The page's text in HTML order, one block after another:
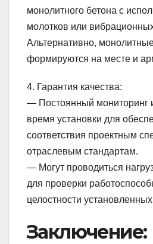
монолитного бетона с
молотков или
Альтернативно,
формируются на месте и
4. Гарантия качества:
— Постоянный мониторинг
время установки для
соответствия проектным
отраслевым стандартам.
— Могут проводиться
для проверки
целостности
Заключение: